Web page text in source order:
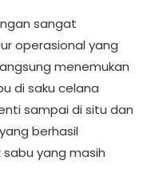
sangat
operasional yang
menemukan
di saku celana
sampai di situ dan
berhasil
yang masih